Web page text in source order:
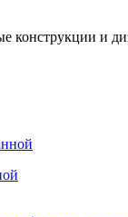
и